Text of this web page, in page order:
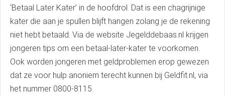
‘Betaal Later Kater’ in de hoofdrol. Dat is een chagrijnige
kater die aan je spullen blijft hangen zolang je de rekening
niet hebt betaald. Via de website Jegelddebaas.nl krijgen
jongeren tips om een betaal-later-kater te voorkomen.
Ook worden jongeren met geldproblemen erop gewezen
dat ze voor hulp anoniem terecht kunnen bij Geldfit.nl, via
het nummer 0800-8115.